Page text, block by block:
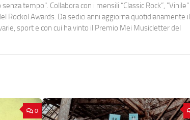
tempo". Collabora con i mensili “Classic Rock”, "Vinile"
Rockol Awards. Da sedici anni aggiorna quotidianamente il
sport e con cui ha vinto il Premio Mei Musicletter del
0